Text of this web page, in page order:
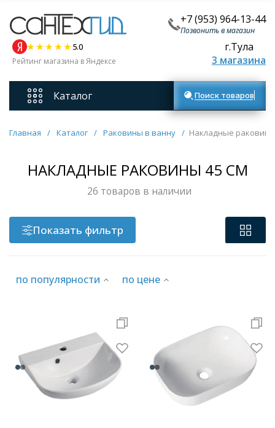
+7 (953) 964-13-44
Позвонить в магазин
5.0
Рейтинг магазина в Яндексе
г.Тула
3 магазина
Каталог
Смесители
Унитазы
Мебель для ванных комнат
Ванны
Кухонные мойки
Душевые кабины
Полотенцесушители
Поиск товаров
Главная / Каталог / Раковины в ванну / Накладные
НАКЛАДНЫЕ РАКОВИНЫ 45 СМ
26 товаров в наличии
Показать фильтр
по популярности по цене